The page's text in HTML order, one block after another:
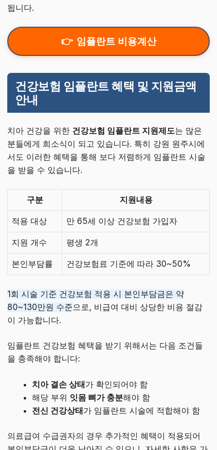
됩니다.
임플란트 비용계산
건강보험 임플란트 혜택 및 지원금액
안내
치아 건강을 위한 건강보험 임플란트 지원제도는 많은
분들에게 희소식이 되고 있습니다. 특히 강원 원주시에
서도 이러한 혜택을 통해 보다 저렴하게 임플란트 시술
을 받을 수 있습니다.
구분 지원내용
적용 대상 만 65세 이상 건강보험 가입자
지원 개수 평생 2개
본인부담률 건강보험료 기준에 따라 30~50%
1회 시술 기준 건강보험 적용 시 본인부담금은 약
80~130만원 수준으로, 비급여 대비 상당한 비용 절감
이 가능합니다.
임플란트 건강보험 혜택을 받기 위해서는 다음 조건들
을 충족해야 합니다:
치아 결손 상태가 확인되어야 함
해당 부위 잇몸 뼈가 충분해야 함
전신 건강상태가 임플란트 시술에 적합해야 함
의료급여 수급권자의 경우 추가적인 혜택이 적용되어